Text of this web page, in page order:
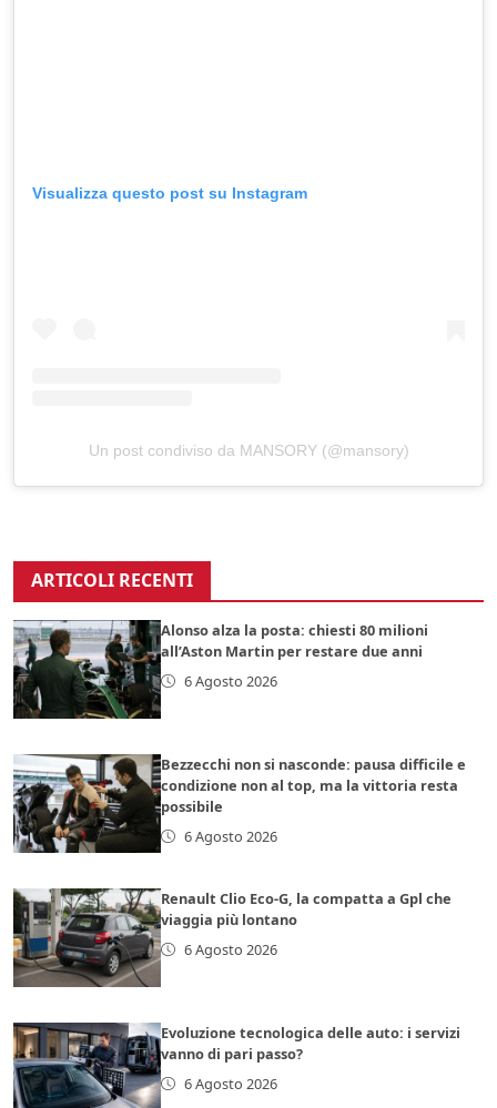
Visualizza questo post su Instagram
Un post condiviso da MANSORY (@mansory)
ARTICOLI RECENTI
Alonso alza la posta: chiesti 80 milioni
all’Aston Martin per restare due anni
6 Agosto 2026
Bezzecchi non si nasconde: pausa difficile e
condizione non al top, ma la vittoria resta
possibile
6 Agosto 2026
Renault Clio Eco-G, la compatta a Gpl che
viaggia più lontano
6 Agosto 2026
Evoluzione tecnologica delle auto: i servizi
vanno di pari passo?
6 Agosto 2026